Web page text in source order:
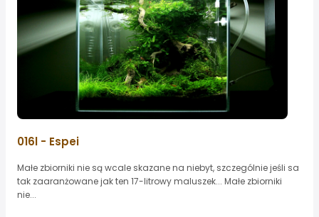
016l - Espei
Małe zbiorniki nie są wcale skazane na niebyt, szczególnie jeśli sa
tak zaaranżowane jak ten 17-litrowy maluszek... Małe zbiorniki
nie...